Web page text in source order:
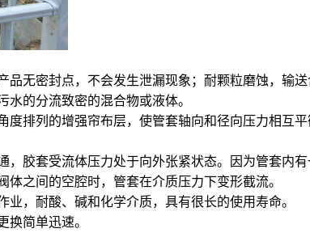
无密封点，不会发生泄漏现象；耐颗粒磨蚀，输
的分流致密的混合物或液体。
排列的增强帘布层，使管套轴向和径向压力相互
胶套受流体压力处于向外张紧状态。因为管套内
之间的空腔时，管套在介质压力下变形截流。
，耐酸、碱和化学介质，具有很长的使用寿命。
换简单迅速。